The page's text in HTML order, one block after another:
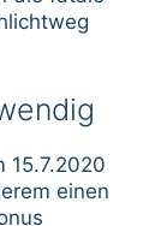
15.7.2020
einen